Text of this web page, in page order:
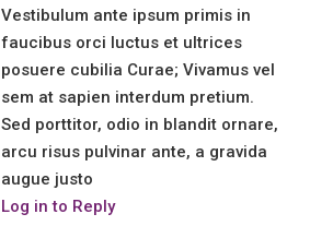
Vestibulum ante ipsum primis in
faucibus orci luctus et ultrices
posuere cubilia Curae; Vivamus vel
sem at sapien interdum pretium.
Sed porttitor, odio in blandit ornare,
arcu risus pulvinar ante, a gravida
augue justo
Log in to Reply